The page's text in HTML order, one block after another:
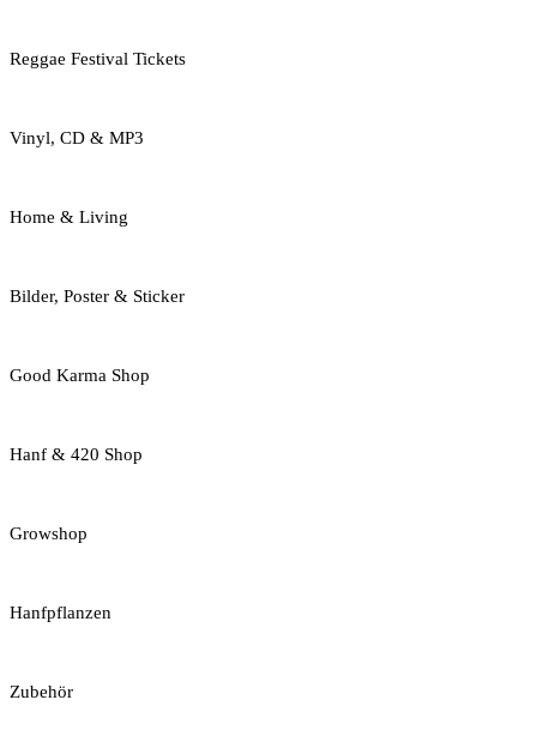
Reggae Festival Tickets
Vinyl, CD & MP3
Home & Living
Bilder, Poster & Sticker
Good Karma Shop
Hanf & 420 Shop
Growshop
Hanfpflanzen
Zubehör